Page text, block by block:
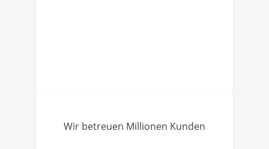
Wir betreuen Millionen Kunden